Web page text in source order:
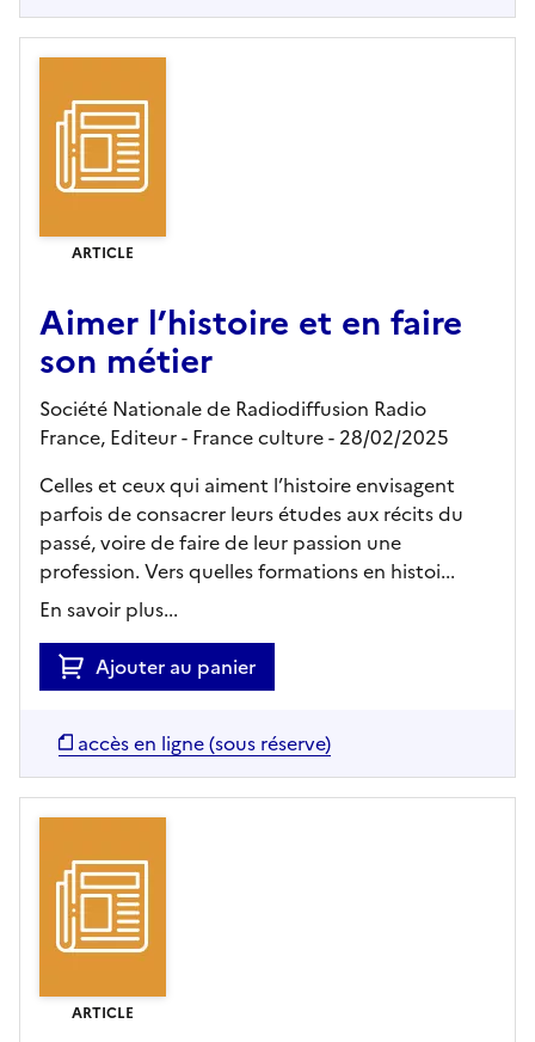
ARTICLE
Aimer l’histoire et en faire
son métier
Société Nationale de Radiodiffusion Radio
France, Editeur- France culture- 28/02/2025
Celles et ceux qui aiment l’histoire envisagent
parfois de consacrer leurs études aux récits du
passé, voire de faire de leur passion une
profession. Vers quelles formations en histoi...
En savoir plus...
Ajouter au panier
accès en ligne (sous réserve)
ARTICLE